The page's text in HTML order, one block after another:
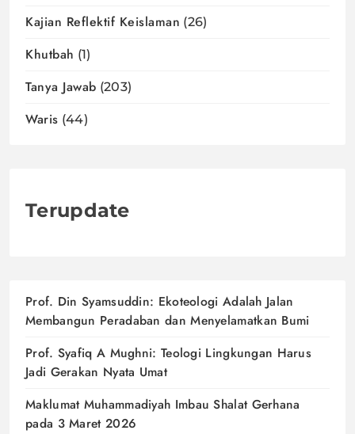
Kajian Reflektif Keislaman (26)
Khutbah (1)
Tanya Jawab (203)
Waris (44)
Terupdate
Prof. Din Syamsuddin: Ekoteologi Adalah Jalan
Membangun Peradaban dan Menyelamatkan Bumi
Prof. Syafiq A Mughni: Teologi Lingkungan Harus
Jadi Gerakan Nyata Umat
Maklumat Muhammadiyah Imbau Shalat Gerhana
pada 3 Maret 2026